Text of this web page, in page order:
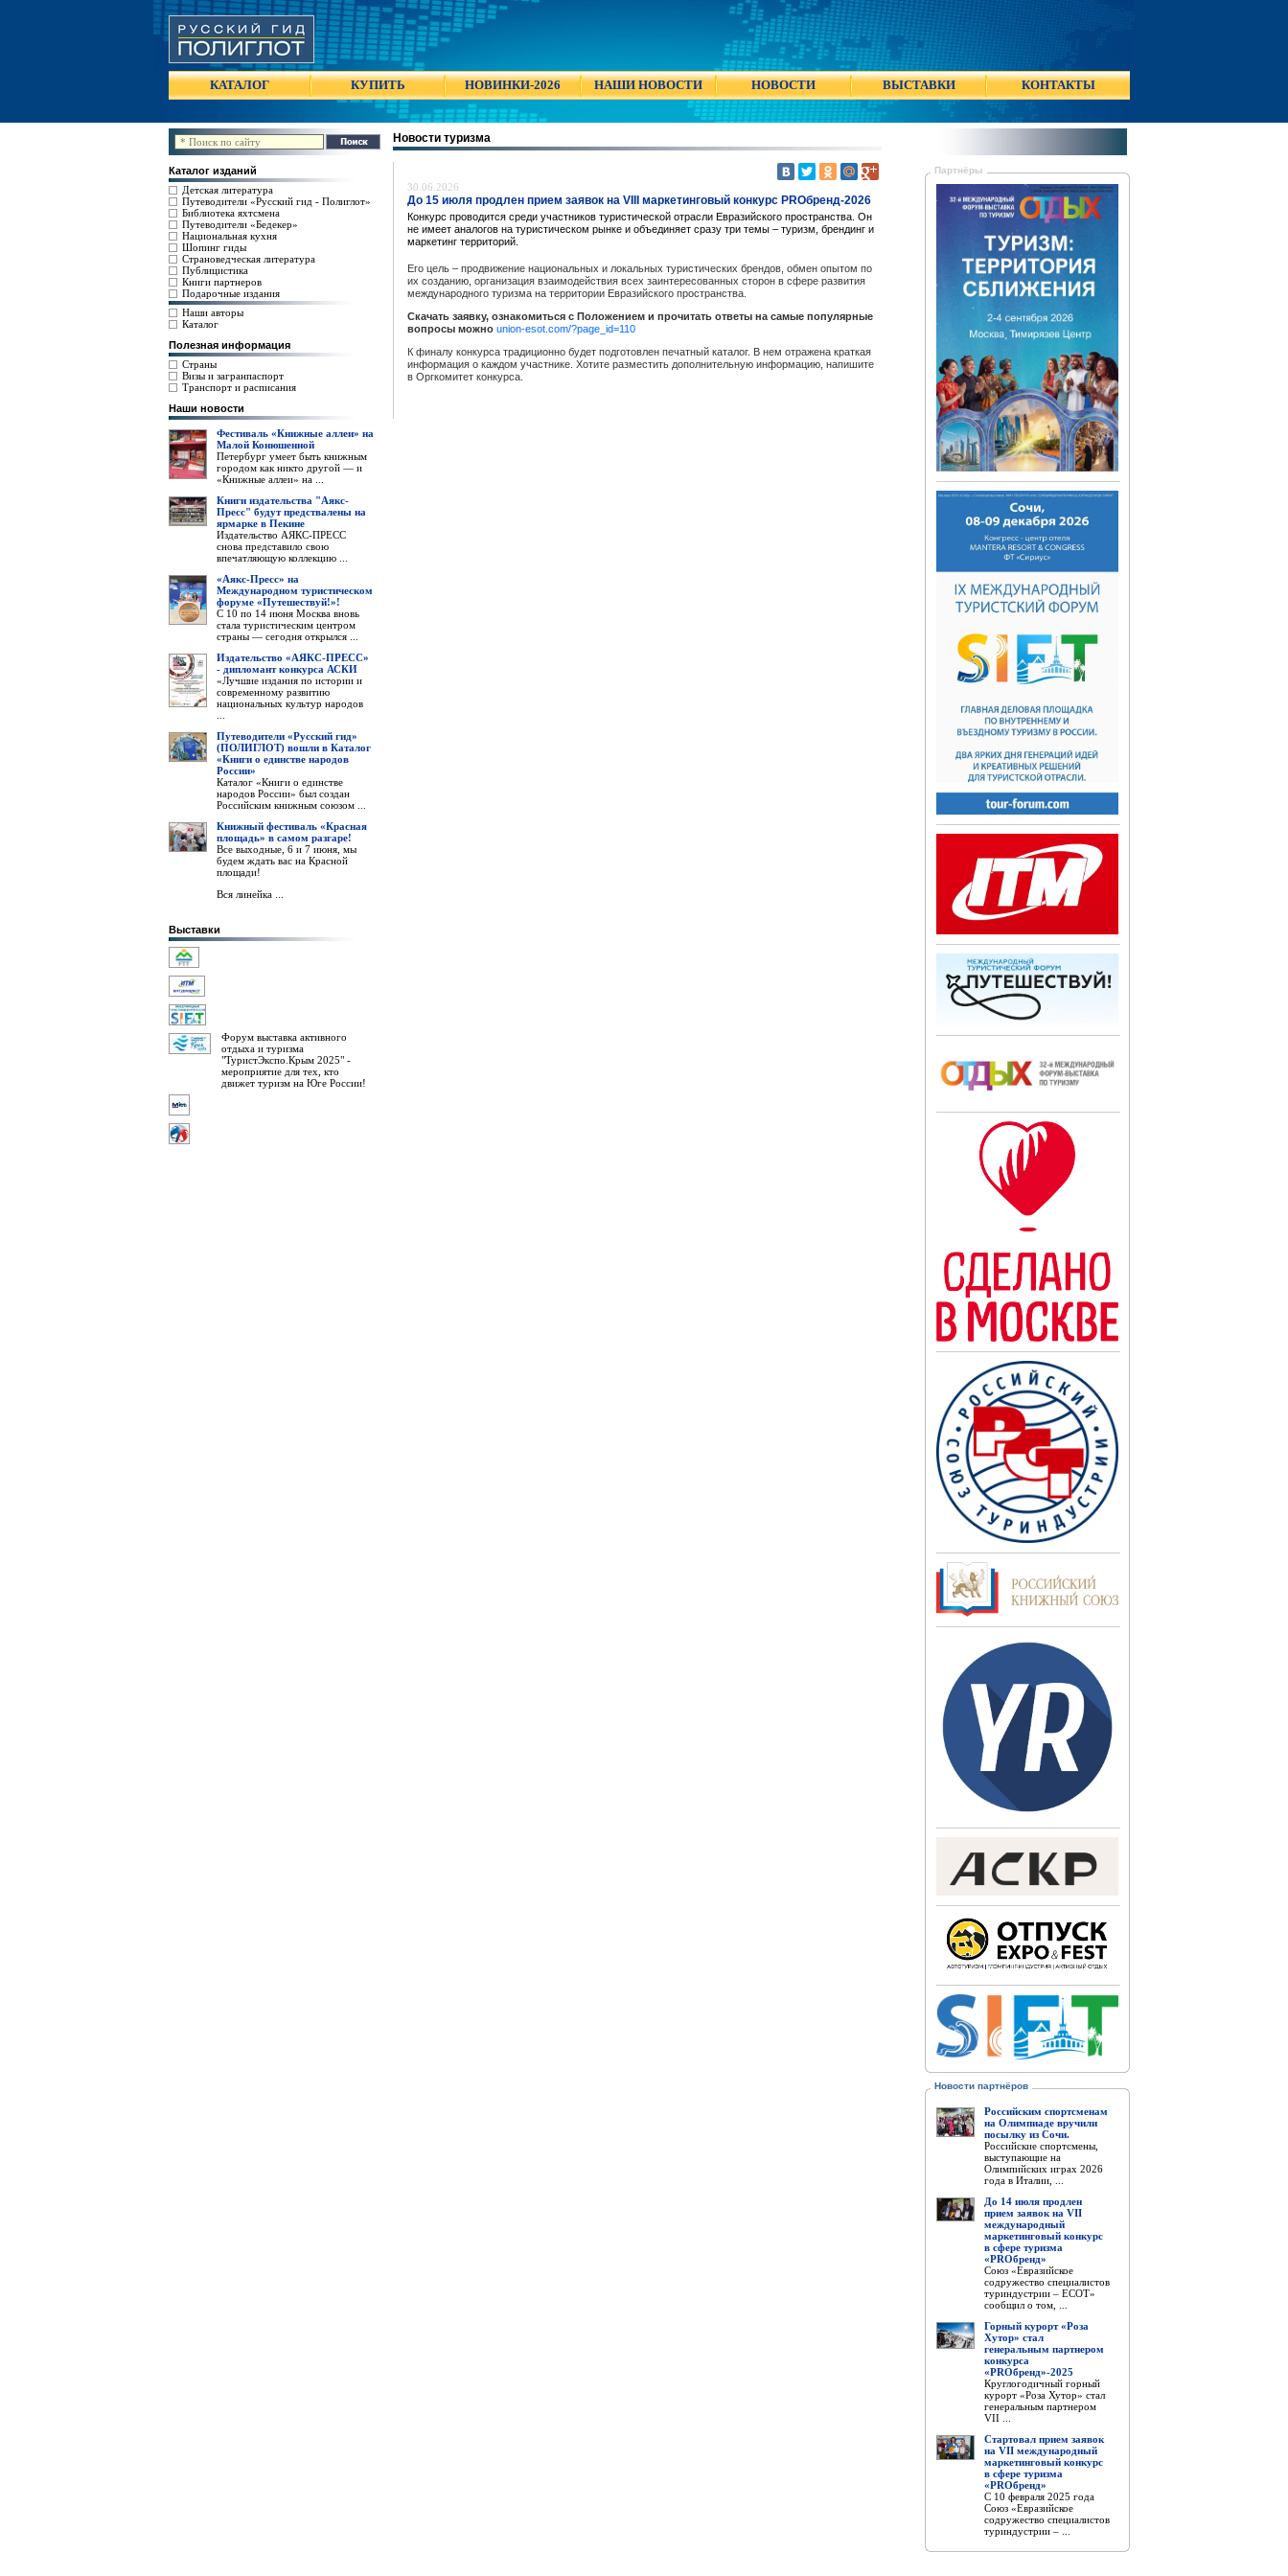
КАТАЛОГ КУПИТЬ НОВИНКИ-2026 НАШИ НОВОСТИ НОВОСТИ ВЫСТАВКИ КОНТАКТЫ
Каталог изданий
Детская литература
Путеводители «Русский гид - Полиглот»
Библиотека яхтсмена
Путеводители «Бедекер»
Национальная кухня
Шопинг гиды
Страноведческая литература
Публицистика
Книги партнеров
Подарочные издания
Наши авторы
Каталог
Полезная информация
Страны
Визы и загранпаспорт
Транспорт и расписания
Наши новости
Фестиваль «Книжные аллеи» на
Малой Конюшенной
Петербург умеет быть книжным
городом как никто другой — и
«Книжные аллеи» на ...
Книги издательства "Аякс-
Пресс" будут предствалены на
ярмарке в Пекине
Издательство АЯКС-ПРЕСС
снова представило свою
впечатляющую коллекцию ...
«Аякс-Пресс» на
Международном туристическом
форуме «Путешествуй!»!
С 10 по 14 июня Москва вновь
стала туристическим центром
страны — сегодня открылся ...
Издательство «АЯКС-ПРЕСС»
- дипломант конкурса АСКИ
«Лучшие издания по истории и
современному развитию
национальных культур народов
Путеводители «Русский гид»
(ПОЛИГЛОТ) вошли в Каталог
«Книги о единстве народов
России»
Каталог «Книги о единстве
народов России» был создан
Российским книжным союзом ...
Книжный фестиваль «Красная
площадь» в самом разгаре!
Все выходные, 6 и 7 июня, мы
будем ждать вас на Красной
площади!
Вся линейка ...
Выставки
Форум выставка активного
отдыха и туризма
"ТуристЭкспо.Крым 2025" -
мероприятие для тех, кто
движет туризм на Юге России!
Новости туризма
30.06.2026
До 15 июля продлен прием заявок на VIII маркетинговый конкурс PROбренд-2026
Конкурс проводится среди участников туристической отрасли Евразийского пространства. Он
не имеет аналогов на туристическом рынке и объединяет сразу три темы – туризм, брендинг и
маркетинг территорий.
Его цель – продвижение национальных и локальных туристических брендов, обмен опытом по
их созданию, организация взаимодействия всех заинтересованных сторон в сфере развития
международного туризма на территории Евразийского пространства.
Скачать заявку, ознакомиться с Положением и прочитать ответы на самые популярные
вопросы можно union-esot.com/?page_id=110
К финалу конкурса традиционно будет подготовлен печатный каталог. В нем отражена краткая
информация о каждом участнике. Хотите разместить дополнительную информацию, напишите
в Оргкомитет конкурса.
Партнёры
Новости партнёров
Российским спортсменам
на Олимпиаде вручили
посылку из Сочи.
Российские спортсмены,
выступающие на
Олимпийских играх 2026
года в Италии, ...
До 14 июля продлен
прием заявок на VII
международный
маркетинговый конкурс
в сфере туризма
«PROбренд»
Союз «Евразийское
содружество специалистов
туриндустрии – ЕСОТ»
сообщил о том, ...
Горный курорт «Роза
Хутор» стал
генеральным партнером
конкурса
«PROбренд»-2025
Круглогодичный горный
курорт «Роза Хутор» стал
генеральным партнером
VII ...
Стартовал прием заявок
на VII международный
маркетинговый конкурс
в сфере туризма
«PROбренд»
С 10 февраля 2025 года
Союз «Евразийское
содружество специалистов
туриндустрии – ...